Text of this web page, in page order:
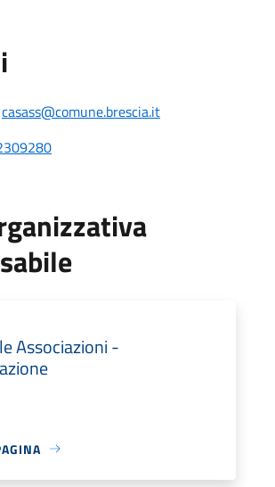
casass@comune.brescia.it
Associazioni -